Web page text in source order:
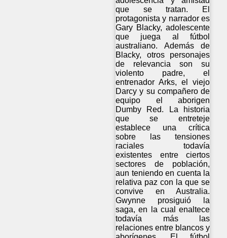
que se tratan. El
protagonista y narrador es
Gary Blacky, adolescente
que juega al fútbol
australiano. Además de
Blacky, otros personajes
de relevancia son su
violento padre, el
entrenador Arks, el viejo
Darcy y su compañero de
equipo el aborigen
Dumby Red. La historia
que se entreteje
establece una crítica
sobre las tensiones
raciales todavía
existentes entre ciertos
sectores de población,
aun teniendo en cuenta la
relativa paz con la que se
convive en Australia.
Gwynne prosiguió la
saga, en la cual enaltece
todavía más las
relaciones entre blancos y